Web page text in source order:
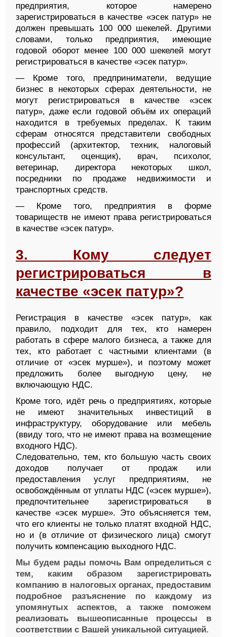
предприятия, которое намерено
зарегистрироваться в качестве «эсек патур» не
должен превышать 100 000 шекелей. Другими
словами, только предприятия, имеющие
годовой оборот менее 100 000 шекелей могут
регистрироваться в качестве «эсек патур».
— Кроме того, предприниматели, ведущие
бизнес в некоторых сферах деятельности, не
могут регистрироваться в качестве «эсек
патур», даже если годовой объём их операций
находится в требуемых пределах. К таким
сферам относятся представители свободных
профессий (архитектор, техник, налоговый
консультант, оценщик), врач, психолог,
ветеринар, директора некоторых школ,
посредники по продаже недвижимости и
транспортных средств.
— Кроме того, предприятия в форме
товариществ не имеют права регистрироваться
в качестве «эсек патур».
3. Кому следует
регистрироваться в
качестве «эсек патур»?
Регистрация в качестве «эсек патур», как
правило, подходит для тех, кто намерен
работать в сфере малого бизнеса, а также для
тех, кто работает с частными клиентами (в
отличие от «эсек мурше»), и поэтому может
предложить более выгодную цену, не
включающую НДС.
Кроме того, идёт речь о предприятиях, которые
не имеют значительных инвестиций в
инфраструктуру, оборудование или мебель
(ввиду того, что не имеют права на возмещение
входного НДС).
Следовательно, тем, кто большую часть своих
доходов получает от продаж или
предоставления услуг предприятиям, не
освобождённым от уплаты НДС («эсек мурше»),
предпочтительнее зарегистрироваться в
качестве «эсек мурше». Это объясняется тем,
что его клиенты не только платят входной НДС,
но и (в отличие от физического лица) смогут
получить компенсацию выходного НДС.
Мы будем рады помочь Вам определиться с
тем, каким образом зарегистрировать
компанию в налоговых органах, предоставим
подробное разъяснение по каждому из
упомянутых аспектов, а также поможем
реализовать вышеописанные процессы в
соответствии с Вашей уникальной ситуацией.